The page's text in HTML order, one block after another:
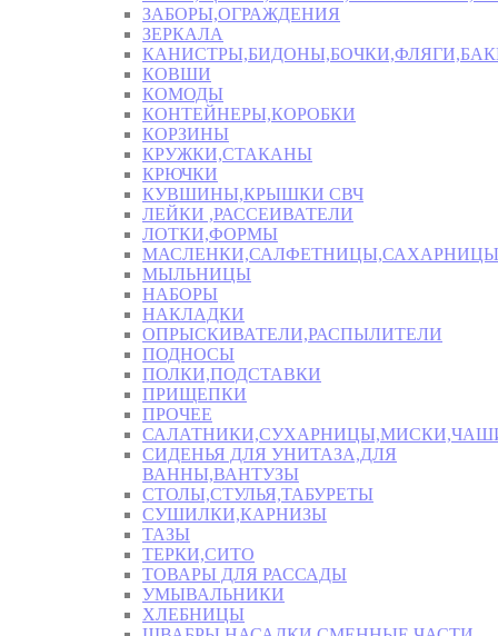
ЗАБОРЫ,ОГРАЖДЕНИЯ
ЗЕРКАЛА
КОВШИ
КОМОДЫ
КОНТЕЙНЕРЫ,КОРОБКИ
КОРЗИНЫ
КРУЖКИ,СТАКАНЫ
КРЮЧКИ
КУВШИНЫ,КРЫШКИ СВЧ
ЛЕЙКИ ,РАССЕИВАТЕЛИ
ЛОТКИ,ФОРМЫ
МАСЛЕНКИ,САЛФЕТНИЦЫ,САХАРНИЦЫ
МЫЛЬНИЦЫ
НАБОРЫ
НАКЛАДКИ
ОПРЫСКИВАТЕЛИ,РАСПЫЛИТЕЛИ
ПОДНОСЫ
ПОЛКИ,ПОДСТАВКИ
ПРИЩЕПКИ
ПРОЧЕЕ
СИДЕНЬЯ ДЛЯ УНИТАЗА,ДЛЯ
ВАННЫ,ВАНТУЗЫ
СТОЛЫ,СТУЛЬЯ,ТАБУРЕТЫ
СУШИЛКИ,КАРНИЗЫ
ТАЗЫ
ТЕРКИ,СИТО
ТОВАРЫ ДЛЯ РАССАДЫ
УМЫВАЛЬНИКИ
ХЛЕБНИЦЫ